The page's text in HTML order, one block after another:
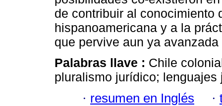
de contribuir al conocimiento
hispanoamericana y a la
que pervive aun ya
Palabras llave : Chile
pluralismo jurídico; lenguajes
· resumen en Inglés ·